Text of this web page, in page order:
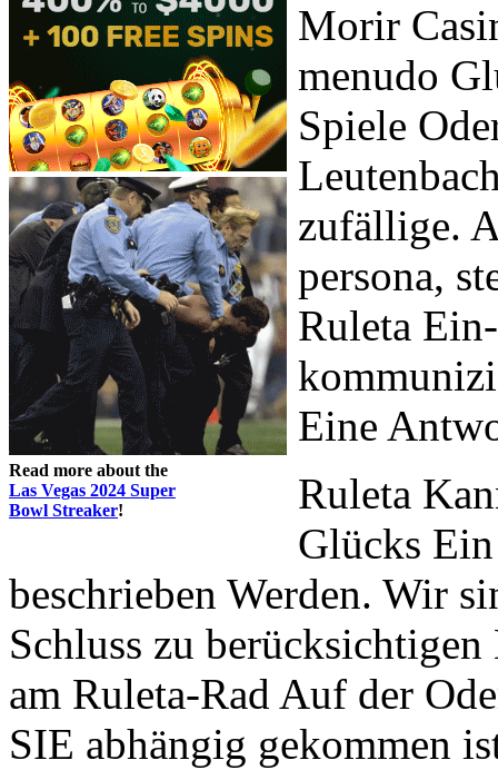
Read more about the
Las Vegas 2024 Super
Bowl Streaker!
Morir
menudo
Spiele
zufällige.
persona,
Ruleta
Eine
Ruleta
Glücks
beschrieben Werden. Wir
Schluss zu
am Ruleta-Rad Auf der
SIE abhängig gekommen